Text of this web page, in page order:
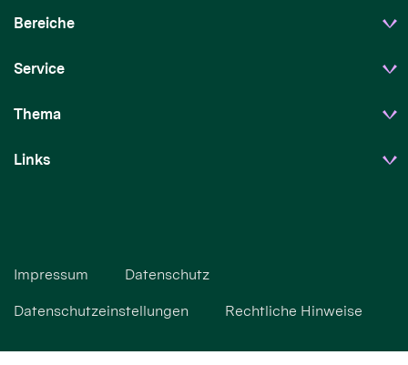
Bereiche
Service
Thema
Links
Impressum Datenschutz
Datenschutzeinstellungen Rechtliche Hinweise